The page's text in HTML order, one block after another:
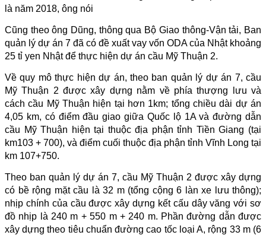
là năm 2018, ông nói
Cũng theo ông Dũng, thông qua Bộ Giao thông-Vận tải, Ban
quản lý dự án 7 đã có đề xuất vay vốn ODA của Nhật khoảng
25 tỉ yen Nhật để thực hiện dự án cầu Mỹ Thuận 2.
Về quy mô thực hiện dự án, theo ban quản lý dự án 7, cầu
Mỹ Thuận 2 được xây dựng nằm về phía thượng lưu và
cách cầu Mỹ Thuận hiện tại hơn 1km; tổng chiều dài dự án
4,05 km, có điểm đầu giao giữa Quốc lộ 1A và đường dẫn
cầu Mỹ Thuận hiện tại thuộc địa phận tỉnh Tiền Giang (tại
km103 + 700), và điểm cuối thuộc địa phận tỉnh Vĩnh Long tại
km 107+750.
Theo ban quản lý dự án 7, cầu Mỹ Thuận 2 được xây dựng
có bề rộng mặt cầu là 32 m (tổng cộng 6 làn xe lưu thông);
nhịp chính của cầu được xây dựng kết cấu dây văng với sơ
đồ nhịp là 240 m + 550 m + 240 m. Phần đường dẫn được
xây dựng theo tiêu chuẩn đường cao tốc loại A, rộng 33 m (6